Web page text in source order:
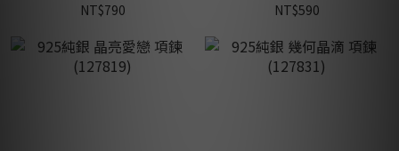
NT$790
NT$590